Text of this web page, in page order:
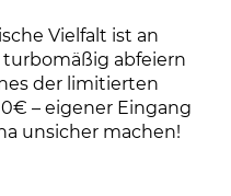
Vielfalt ist an
abfeiern
der limitierten
– eigener Eingang
unsicher machen!